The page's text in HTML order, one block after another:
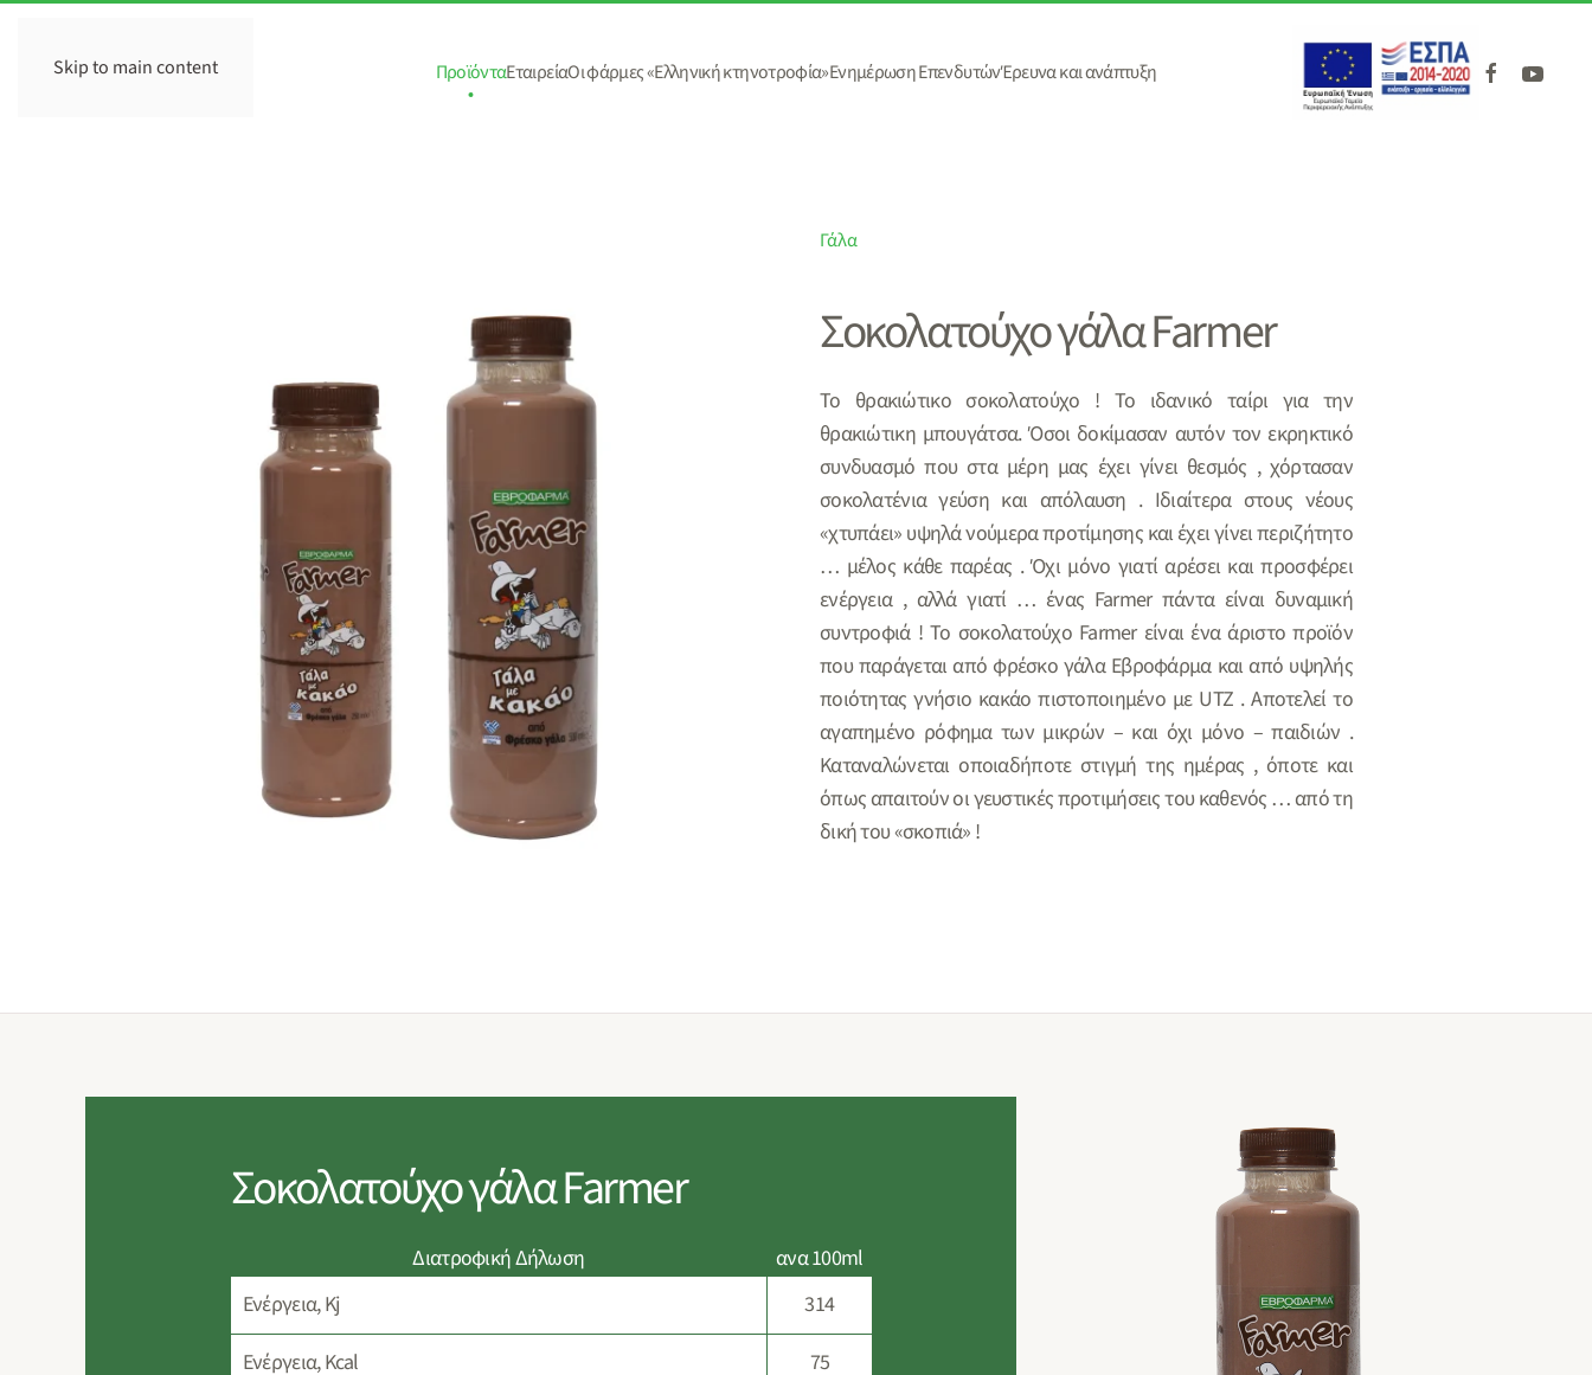
Skip to main content ΠροϊόνταΕταιρείαΟι φάρμες «Ελληνική κτηνοτροφία»Ενημέρωση ΕπενδυτώνΈρευνα και ανάπτυξη
Γάλα
Σοκολατούχο γάλα Farmer
Το θρακιώτικο σοκολατούχο ! Το ιδανικό ταίρι για την
θρακιώτικη μπουγάτσα. Όσοι δοκίμασαν αυτόν τον εκρηκτικό
συνδυασμό που στα μέρη μας έχει γίνει θεσμός , χόρτασαν
σοκολατένια γεύση και απόλαυση . Ιδιαίτερα στους νέους
«χτυπάει» υψηλά νούμερα προτίμησης και έχει γίνει περιζήτητο
… μέλος κάθε παρέας . Όχι μόνο γιατί αρέσει και προσφέρει
ενέργεια , αλλά γιατί … ένας Farmer πάντα είναι δυναμική
συντροφιά ! Το σοκολατούχο Farmer είναι ένα άριστο προϊόν
που παράγεται από φρέσκο γάλα Εβροφάρμα και από υψηλής
ποιότητας γνήσιο κακάο πιστοποιημένο με UTZ . Αποτελεί το
αγαπημένο ρόφημα των μικρών – και όχι μόνο – παιδιών .
Καταναλώνεται οποιαδήποτε στιγμή της ημέρας , όποτε και
όπως απαιτούν οι γευστικές προτιμήσεις του καθενός … από τη
δική του «σκοπιά» !
Σοκολατούχο γάλα Farmer
Διατροφική Δήλωση
ανα 100ml
Ενέργεια, Kj
314
Ενέργεια, Kcal
75